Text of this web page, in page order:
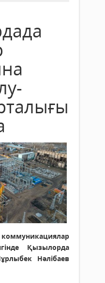
Қызылорда
Нәлібаев